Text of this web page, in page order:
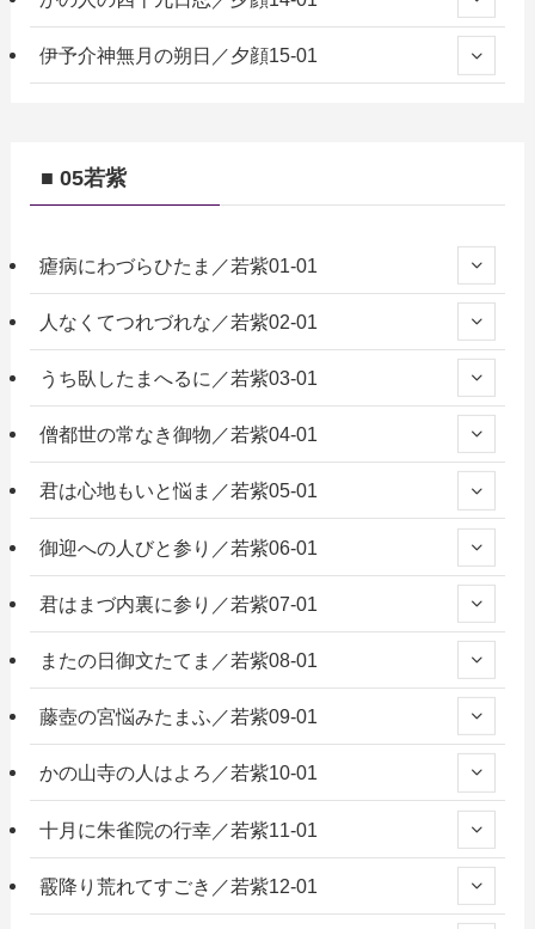
伊予介神無月の朔日／夕顔15-01
■ 05若紫
瘧病にわづらひたま／若紫01-01
人なくてつれづれな／若紫02-01
うち臥したまへるに／若紫03-01
僧都世の常なき御物／若紫04-01
君は心地もいと悩ま／若紫05-01
御迎への人びと参り／若紫06-01
君はまづ内裏に参り／若紫07-01
またの日御文たてま／若紫08-01
藤壺の宮悩みたまふ／若紫09-01
かの山寺の人はよろ／若紫10-01
十月に朱雀院の行幸／若紫11-01
霰降り荒れてすごき／若紫12-01